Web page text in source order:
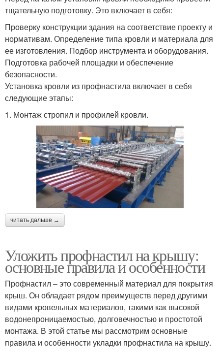
тщательную подготовку. Это включает в себя:
Проверку конструкции здания на соответствие проекту и
нормативам. Определение типа кровли и материала для
ее изготовления. Подбор инструмента и оборудования.
Подготовка рабочей площадки и обеспечение
безопасности.
Установка кровли из профнастила включает в себя
следующие этапы:
1. Монтаж стропил и профилей кровли.
читать дальше →
Уложить профнастил на крышу:
основные правила и особенности
Профнастил – это современный материал для покрытия
крыш. Он обладает рядом преимуществ перед другими
видами кровельных материалов, такими как высокой
водонепроницаемостью, долговечностью и простотой
монтажа. В этой статье мы рассмотрим основные
правила и особенности укладки профнастила на крышу.